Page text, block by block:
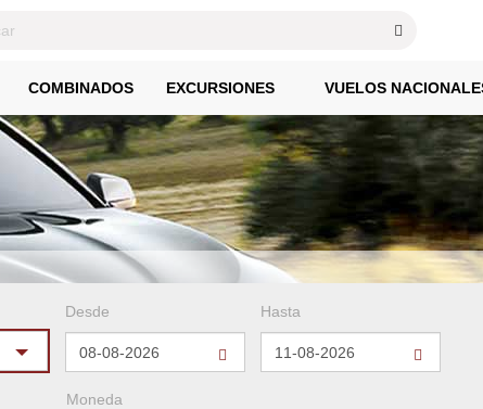
COMBINADOS EXCURSIONES VUELOS
Desde Hasta
Moneda